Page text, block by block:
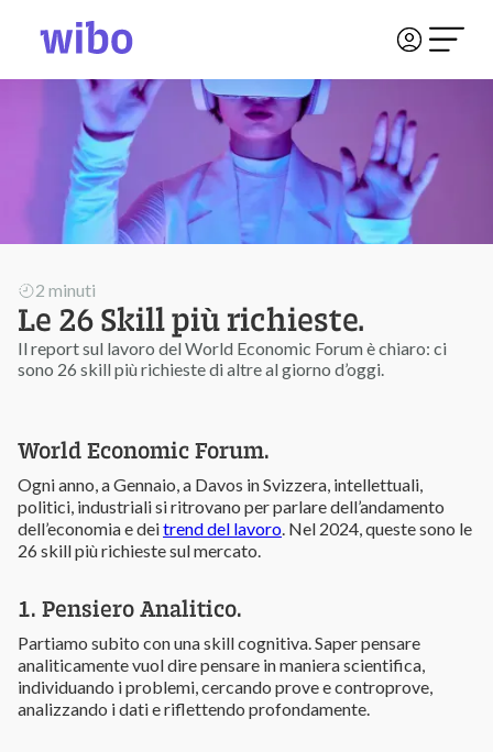
2 minuti
Le 26 Skill più richieste.
Il report sul lavoro del World Economic Forum è chiaro: ci
sono 26 skill più richieste di altre al giorno d’oggi.
World Economic Forum.
Ogni anno, a Gennaio, a Davos in Svizzera, intellettuali,
politici, industriali si ritrovano per parlare dell’andamento
dell’economia e deitrend del lavoro. Nel 2024, queste sono le
26 skill più richieste sul mercato.
1. Pensiero Analitico.
Partiamo subito con una skill cognitiva. Saper pensare
analiticamente vuol dire pensare in maniera scientifica,
individuando i problemi, cercando prove e controprove,
analizzando i dati e riflettendo profondamente.